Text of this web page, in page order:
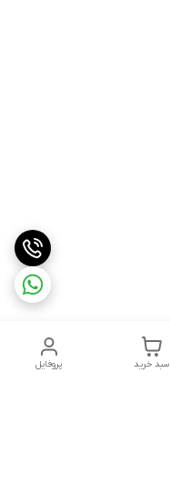
پروفایل سبد خرید